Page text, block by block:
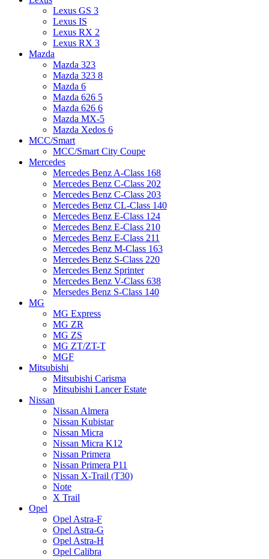
Lexus GS 3
Lexus IS
Lexus RX 2
Lexus RX 3
Mazda
Mazda 323
Mazda 323 8
Mazda 6
Mazda 626 5
Mazda 626 6
Mazda MX-5
Mazda Xedos 6
MCC/Smart
MCC/Smart City Coupe
Mercedes
Mercedes Benz A-Class 168
Mercedes Benz C-Class 202
Mercedes Benz C-Class 203
Mercedes Benz CL-Class 140
Mercedes Benz E-Class 124
Mercedes Benz E-Class 210
Mercedes Benz E-Class 211
Mercedes Benz M-Class 163
Mercedes Benz S-Class 220
Mercedes Benz Sprinter
Mercedes Benz V-Class 638
Mersedes Benz S-Class 140
MG
MG Express
MG ZR
MG ZS
MG ZT/ZT-T
MGF
Mitsubishi
Mitsubishi Carisma
Mitsubishi Lancer Estate
Nissan
Nissan Almera
Nissan Kubistar
Nissan Micra
Nissan Micra K12
Nissan Primera
Nissan Primera P11
Nissan X-Trail (T30)
Note
X Trail
Opel
Opel Astra-F
Opel Astra-G
Opel Astra-H
Opel Calibra